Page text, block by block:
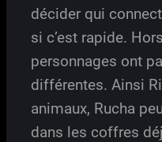
décider qui
si c’est rapide.
personnages ont
différentes. Ainsi
animaux, Rucha
dans les coffres